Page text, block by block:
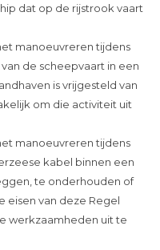
dat op de rijstrook vaart
manoeuvreren tijdens
de scheepvaart in een
is vrijgesteld van
om die activiteit uit
manoeuvreren tijdens
kabel binnen een
te onderhouden of
eisen van deze Regel
werkzaamheden uit te